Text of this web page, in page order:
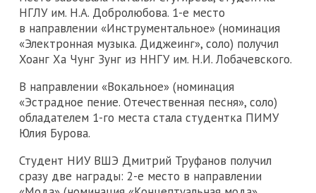
НГЛУ им. Н.А. Добролюбова. 1-е место
в направлении «Инструментальное» (номинация
«Электронная музыка. Диджеинг», соло) получил
Хоанг Ха Чунг Зунг из ННГУ им. Н.И. Лобачевского.
В направлении «Вокальное» (номинация
«Эстрадное пение. Отечественная песня», соло)
обладателем 1-го места стала студентка ПИМУ
Юлия Бурова.
Студент НИУ ВШЭ Дмитрий Труфанов получил
сразу две награды: 2-е место в направлении